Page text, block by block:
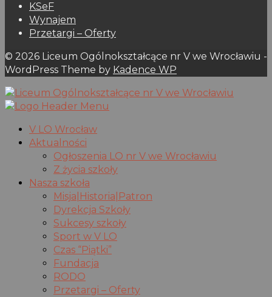
KSeF
Wynajem
Przetargi – Oferty
© 2026 Liceum Ogólnokształcące nr V we Wrocławiu -
WordPress Theme by Kadence WP
V LO Wrocław
Aktualności
Ogłoszenia LO nr V we Wrocławiu
Z życia szkoły
Nasza szkoła
Misja|Historia|Patron
Dyrekcja Szkoły
Sukcesy szkoły
Sport w V LO
Czas “Piątki”
Fundacja
RODO
Przetargi – Oferty